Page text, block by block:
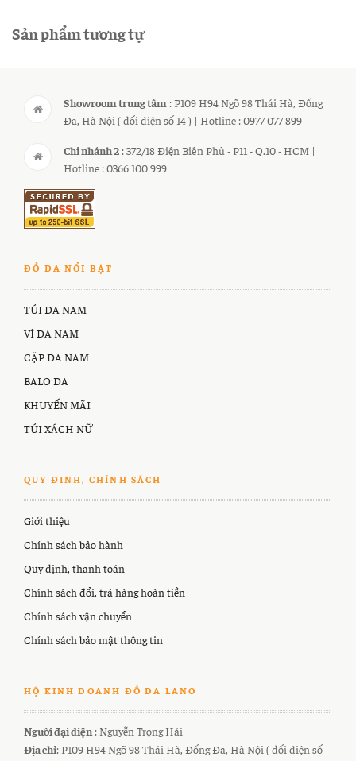
Sản phẩm tương tự
Showroom trung tâm : P109 H94 Ngõ 98 Thái Hà, Đống
Đa, Hà Nội ( đối diện số 14 ) | Hotline : 0977 077 899
Chi nhánh 2 : 372/18 Điện Biên Phủ - P11 - Q.10 - HCM |
Hotline : 0366 100 999
ĐỒ DA NỔI BẬT
TÚI DA NAM
VÍ DA NAM
CẶP DA NAM
BALO DA
KHUYẾN MÃI
TÚI XÁCH NỮ
QUY ĐINH, CHÍNH SÁCH
Giới thiệu
Chính sách bảo hành
Quy định, thanh toán
Chính sách đổi, trả hàng hoàn tiền
Chính sách vận chuyển
Chính sách bảo mật thông tin
HỘ KINH DOANH ĐỒ DA LANO
Người đại diện : Nguyễn Trọng Hải
Địa chỉ: P109 H94 Ngõ 98 Thái Hà, Đống Đa, Hà Nội ( đối diện số